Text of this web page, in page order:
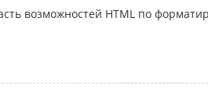
возможностей HTML по